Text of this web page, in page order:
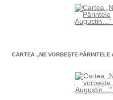
CARTEA „NE VORBEŞTE